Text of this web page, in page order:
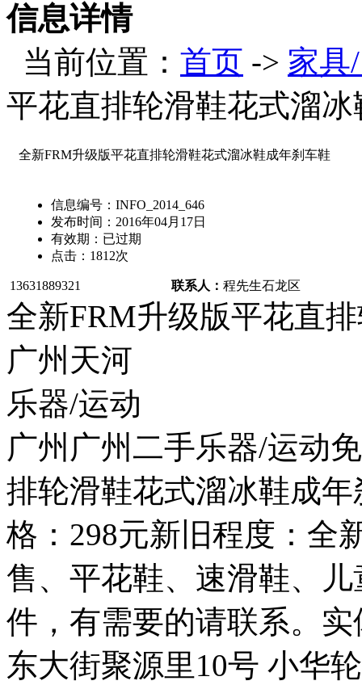
信息详情
当前位置： 首页 -> 家具
平花直排轮滑鞋花式溜
全新FRM升级版平花直排轮滑鞋花式溜冰鞋成年刹车鞋
信息编号： INFO_2014_646
发布时间： 2016年04月17日
有效期： 已过期
点击： 1812次
13631889321 联系人： 程先生石龙区
全新FRM升级版平花直
广州天河
乐器/运动
广州广州二手乐器/运动
排轮滑鞋花式溜冰鞋成
格：298元新旧程度：全
售、平花鞋、速滑鞋、
件，有需要的请联系。
东大街聚源里10号 小华